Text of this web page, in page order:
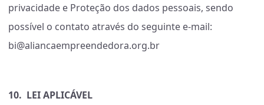
privacidade e Proteção dos dados pessoais, sendo
possível o contato através do seguinte e-mail:
bi@aliancaempreendedora.org.br
10. LEI APLICÁVEL